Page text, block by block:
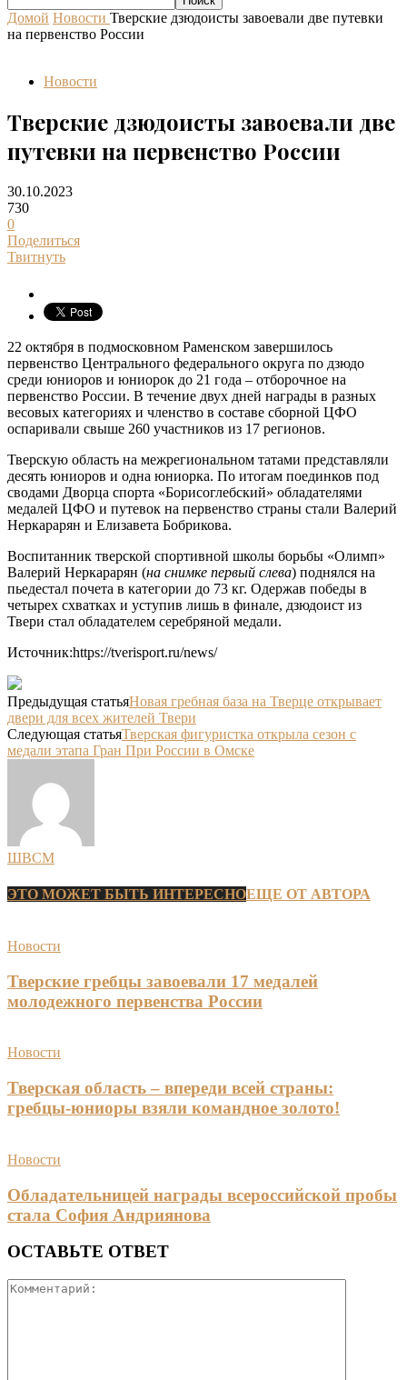
Домой Новости Тверские дзюдоисты завоевали две путевки
на первенство России
Новости
Тверские дзюдоисты завоевали две
путевки на первенство России
30.10.2023
730
0
Поделиться
Твитнуть
22 октября в подмосковном Раменском завершилось
первенство Центрального федерального округа по дзюдо
среди юниоров и юниорок до 21 года – отборочное на
первенство России. В течение двух дней награды в разных
весовых категориях и членство в составе сборной ЦФО
оспаривали свыше 260 участников из 17 регионов.
Тверскую область на межрегиональном татами представляли
десять юниоров и одна юниорка. По итогам поединков под
сводами Дворца спорта «Борисоглебский» обладателями
медалей ЦФО и путевок на первенство страны стали Валерий
Неркарарян и Елизавета Бобрикова.
Воспитанник тверской спортивной школы борьбы «Олимп»
Валерий Неркарарян (на снимке первый слева) поднялся на
пьедестал почета в категории до 73 кг. Одержав победы в
четырех схватках и уступив лишь в финале, дзюдоист из
Твери стал обладателем серебряной медали.
Источник:https://tverisport.ru/news/
Предыдущая статьяНовая гребная база на Тверце открывает
двери для всех жителей Твери
Следующая статьяТверская фигуристка открыла сезон с
медали этапа Гран При России в Омске
ШВСМ
ЭТО МОЖЕТ БЫТЬ ИНТЕРЕСНОЕЩЕ ОТ АВТОРА
Новости
Тверские гребцы завоевали 17 медалей
молодежного первенства России
Новости
Тверская область – впереди всей страны:
гребцы-юниоры взяли командное золото!
Новости
Обладательницей награды всероссийской пробы
стала София Андриянова
ОСТАВЬТЕ ОТВЕТ